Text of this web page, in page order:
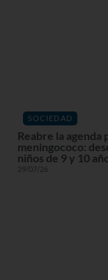
SOCIEDAD
Reabre la agenda
meningococo:
niños de 9 y 10
29/07/26